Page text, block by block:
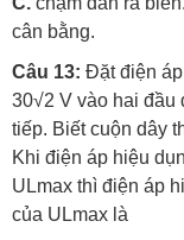
cân bằng.
Câu 13: Đặt điện
30√2 V vào hai đầu
tiếp. Biết cuộn dây
Khi điện áp hiệu
ULmax thì điện áp
của ULmax là